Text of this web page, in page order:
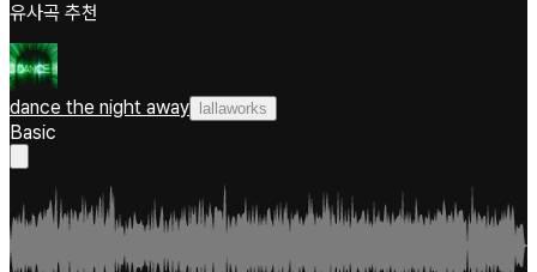
유사곡 추천
dance the night away lallaworks
Basic